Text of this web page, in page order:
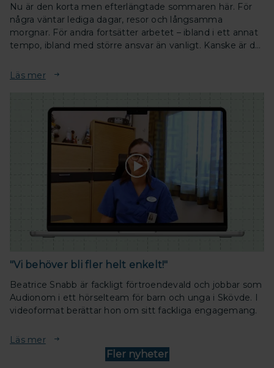
Nu är den korta men efterlängtade sommaren här. För
några väntar lediga dagar, resor och långsamma
morgnar. För andra fortsätter arbetet – ibland i ett annat
tempo, ibland med större ansvar än vanligt. Kanske är du
upp.
Läs mer
"Vi behöver bli fler helt enkelt!"
Beatrice Snabb är fackligt förtroendevald och jobbar som
Audionom i ett hörselteam för barn och unga i Skövde. I
videoformat berättar hon om sitt fackliga engagemang.
Läs mer
Fler nyheter